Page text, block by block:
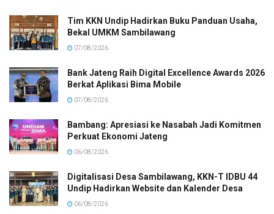
Tim KKN Undip Hadirkan Buku Panduan Usaha,
Bekal UMKM Sambilawang
07/08/2026
Bank Jateng Raih Digital Excellence Awards 2026
Berkat Aplikasi Bima Mobile
07/08/2026
Bambang: Apresiasi ke Nasabah Jadi Komitmen
Perkuat Ekonomi Jateng
06/08/2026
Digitalisasi Desa Sambilawang, KKN-T IDBU 44
Undip Hadirkan Website dan Kalender Desa
06/08/2026